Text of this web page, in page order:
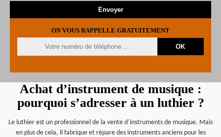
ON VOUS RAPPELLE GRATUITEMENT
Achat d’instrument de musique :
pourquoi s’adresser à un luthier ?
Le luthier est un professionnel de la vente d’instruments de musique. Mais
en plus de cela, il fabrique et répare des instruments anciens pour les